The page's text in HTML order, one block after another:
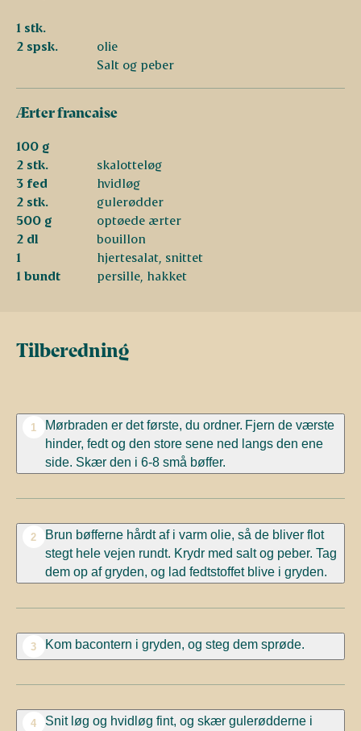
1 stk.
2 spsk.
olie
Salt og peber
Ærter francaise
100 g
2 stk.
skalotteløg
3 fed
hvidløg
2 stk.
gulerødder
500 g
optøede ærter
2 dl
bouillon
1
hjertesalat, snittet
1 bundt
persille, hakket
Tilberedning
1
Mørbraden er det første, du ordner. Fjern de værste
hinder, fedt og den store sene ned langs den ene
side. Skær den i 6-8 små bøffer.
2
Brun bøfferne hårdt af i varm olie, så de bliver flot
stegt hele vejen rundt. Krydr med salt og peber. Tag
dem op af gryden, og lad fedtstoffet blive i gryden.
3 Kom bacontern i gryden, og steg dem sprøde.
4
Snit løg og hvidløg fint, og skær gulerødderne i